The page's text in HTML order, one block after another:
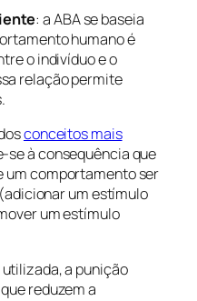
: a ABA se baseia
humano é
o indivíduo e o
relação permite
conceitos mais
se à consequência que
um comportamento ser
um estímulo
um estímulo
a punição
reduzem a